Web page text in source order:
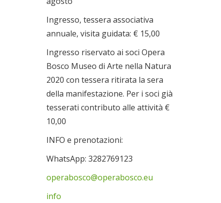
Ingresso, tessera associativa
annuale, visita guidata: € 15,00
Ingresso riservato ai soci Opera
Bosco Museo di Arte nella Natura
2020 con tessera ritirata la sera
della manifestazione. Per i soci già
tesserati contributo alle attività €
10,00
INFO e prenotazioni:
WhatsApp: 3282769123
operabosco@operabosco.eu
info